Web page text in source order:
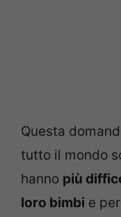
Questa
tutto il mondo
hanno più
loro bimbi e